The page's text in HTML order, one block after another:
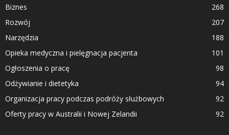
Biznes
268
Rozwój
207
Narzędzia
188
Opieka medyczna i pielęgnacja pacjenta
101
Ogłoszenia o pracę
98
Odżywianie i dietetyka
94
Organizacja pracy podczas podróży służbowych
92
Oferty pracy w Australii i Nowej Zelandii
92